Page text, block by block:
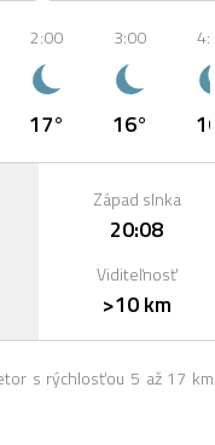
2:00
17°
3:00
16°
Západ slnka
20:08
Viditeľnosť
>10 km
s rýchlosťou 5 až 17